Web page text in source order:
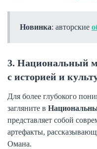
Новинка: авторские
3. Национальный
с историей и
Для более глубокого
загляните в
представляет собой
артефакты,
Омана.